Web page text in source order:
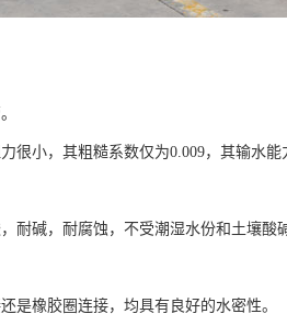
很小，其粗糙系数仅为0.009，其输水
耐碱，耐腐蚀，不受潮湿水份和土壤酸
是橡胶圈连接，均具有良好的水密性。